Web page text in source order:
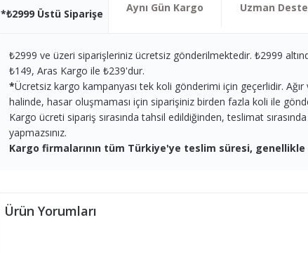
*₺2999 Üstü Siparişe Aynı Gün Kargo Uzman
₺2999 ve üzeri siparişleriniz ücretsiz gönderilmektedir. ₺2999
₺149, Aras Kargo ile ₺239'dur.
*Ücretsiz kargo kampanyası tek koli gönderimi için geçerlidir.
halinde, hasar oluşmaması için siparişiniz birden fazla koli ile
Kargo ücreti sipariş sırasında tahsil edildiğinden, teslimat
yapmazsınız.
Kargo firmalarının tüm Türkiye'ye teslim süresi, genellikle
Ürün Yorumları